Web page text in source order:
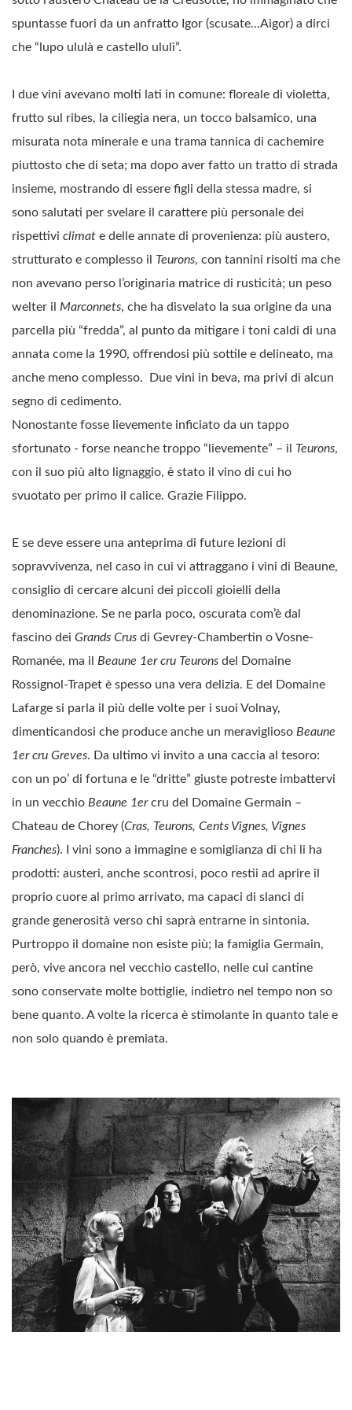
spuntasse fuori da un anfratto Igor (scusate...Aigor) a dirci
che “lupo ululà e castello ululì”.
I due vini avevano molti lati in comune: floreale di violetta,
frutto sul ribes, la ciliegia nera, un tocco balsamico, una
misurata nota minerale e una trama tannica di cachemire
piuttosto che di seta; ma dopo aver fatto un tratto di strada
insieme, mostrando di essere figli della stessa madre, si
sono salutati per svelare il carattere più personale dei
rispettivi climat e delle annate di provenienza: più austero,
strutturato e complesso il Teurons, con tannini risolti ma che
non avevano perso l’originaria matrice di rusticità; un peso
welter il Marconnets, che ha disvelato la sua origine da una
parcella più “fredda”, al punto da mitigare i toni caldi di una
annata come la 1990, offrendosi più sottile e delineato, ma
anche meno complesso. Due vini in beva, ma privi di alcun
segno di cedimento.
Nonostante fosse lievemente inficiato da un tappo
sfortunato - forse neanche troppo “lievemente” – il Teurons,
con il suo più alto lignaggio, è stato il vino di cui ho
svuotato per primo il calice. Grazie Filippo.
E se deve essere una anteprima di future lezioni di
sopravvivenza, nel caso in cui vi attraggano i vini di Beaune,
consiglio di cercare alcuni dei piccoli gioielli della
denominazione. Se ne parla poco, oscurata com’è dal
fascino dei Grands Crus di Gevrey-Chambertin o Vosne-
Romanée, ma il Beaune 1er cru Teurons del Domaine
Rossignol-Trapet è spesso una vera delizia. E del Domaine
Lafarge si parla il più delle volte per i suoi Volnay,
dimenticandosi che produce anche un meraviglioso Beaune
1er cru Greves. Da ultimo vi invito a una caccia al tesoro:
con un po’ di fortuna e le “dritte” giuste potreste imbattervi
in un vecchio Beaune 1ercru del Domaine Germain –
Chateau de Chorey (Cras, Teurons, Cents Vignes, Vignes
Franches). I vini sono a immagine e somiglianza di chi li ha
prodotti: austeri, anche scontrosi, poco restii ad aprire il
proprio cuore al primo arrivato, ma capaci di slanci di
grande generosità verso chi saprà entrarne in sintonia.
Purtroppo il domaine non esiste più; la famiglia Germain,
però, vive ancora nel vecchio castello, nelle cui cantine
sono conservate molte bottiglie, indietro nel tempo non so
bene quanto. A volte la ricerca è stimolante in quanto tale e
non solo quando è premiata.